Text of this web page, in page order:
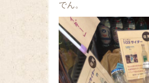
でん。